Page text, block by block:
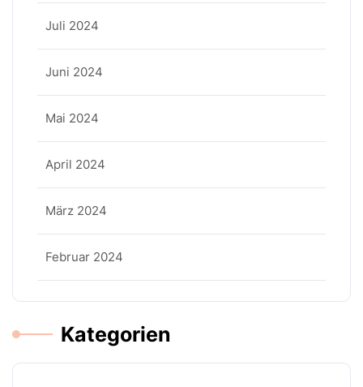
Juli 2024
Juni 2024
Mai 2024
April 2024
März 2024
Februar 2024
Kategorien